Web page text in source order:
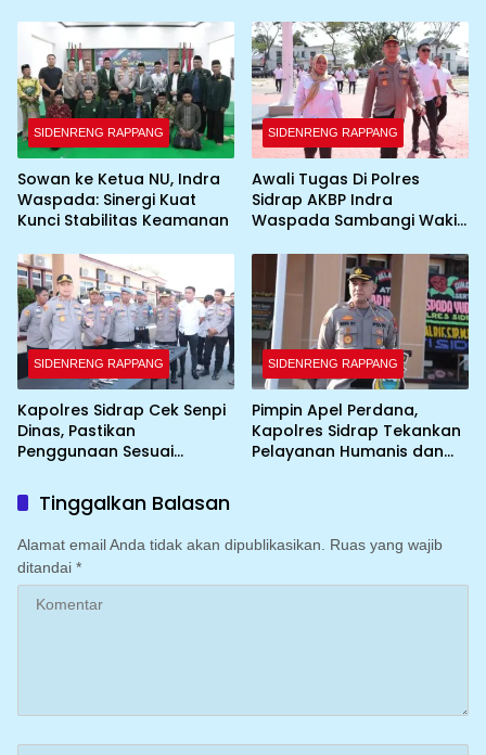
Umbul-Umbul dan
Dekorasi Merah Putih
SIDENRENG RAPPANG
Sowan ke Ketua NU, Indra
Waspada: Sinergi Kuat
Kunci Stabilitas Keamanan
SIDENRENG RAPPANG
Awali Tugas Di Polres
Sidrap AKBP Indra
Waspada Sambangi Wakil
SIDENRENG RAPPANG
Kapolres Sidrap Cek Senpi
Dinas, Pastikan
Penggunaan Sesuai
SIDENRENG RAPPANG
Pimpin Apel Perdana,
Kapolres Sidrap Tekankan
Pelayanan Humanis dan
Tinggalkan Balasan
Alamat email Anda tidak akan dipublikasikan. Ruas yang wajib
ditandai *